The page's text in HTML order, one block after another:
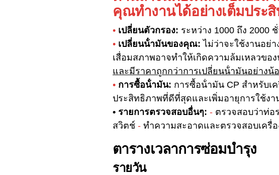
คุณทํางานได้อย่างเต็มประ
• เปลี่ยนตัวกรอง: ระหว่าง 1000 ถึง 2000
• เปลี่ยนน้ํามันของคุณ: ไม่ว่าจะใช้งานอย่
เสื่อมสภาพอาจทําให้เกิดความล้มเหลวขอ
และมีราคาถูกกว่าการเปลี่ยนน้ํามันอย่างน้
• การซื้อน้ํามัน: การซื้อน้ํามัน CP สําหรับเ
ประสิทธิภาพที่ดีที่สุดและเพิ่มอายุการใช้ง
• รายการตรวจสอบอื่นๆ: - ตรวจสอบว่าท่อ
สวิตช์ - ทําความสะอาดและตรวจสอบเครื่
ตารางเวลาการซ่อมบํารุง
รายวัน